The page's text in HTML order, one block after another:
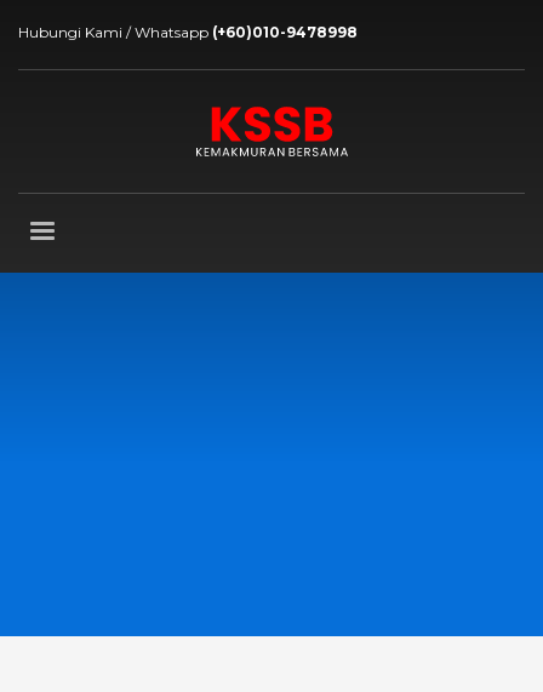
Hubungi Kami / Whatsapp (+60)010-9478998